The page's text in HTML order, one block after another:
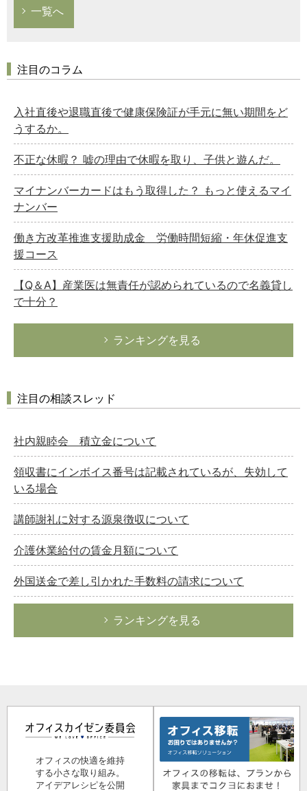
一覧へ
注目のコラム
入社直後や退職直後で健康保険証が手元に無い期間をど
うするか。
不正な休暇？ 嘘の理由で休暇を取り、子供と遊んだ。
マイナンバーカードはもう取得した？ もっと使えるマイ
ナンバー
働き方改革推進支援助成金 労働時間短縮・年休促進支
援コース
【Q＆A】産業医は無責任が認められているので名義貸し
で十分？
ランキングを見る
注目の相談スレッド
社内親睦会 積立金について
領収書にインボイス番号は記載されているが、失効して
いる場合
講師謝礼に対する源泉徴収について
介護休業給付の賃金月額について
外国送金で差し引かれた手数料の請求について
ランキングを見る
オフィスの快適を維持
する小さな取り組み。
アイデアレシピを公開